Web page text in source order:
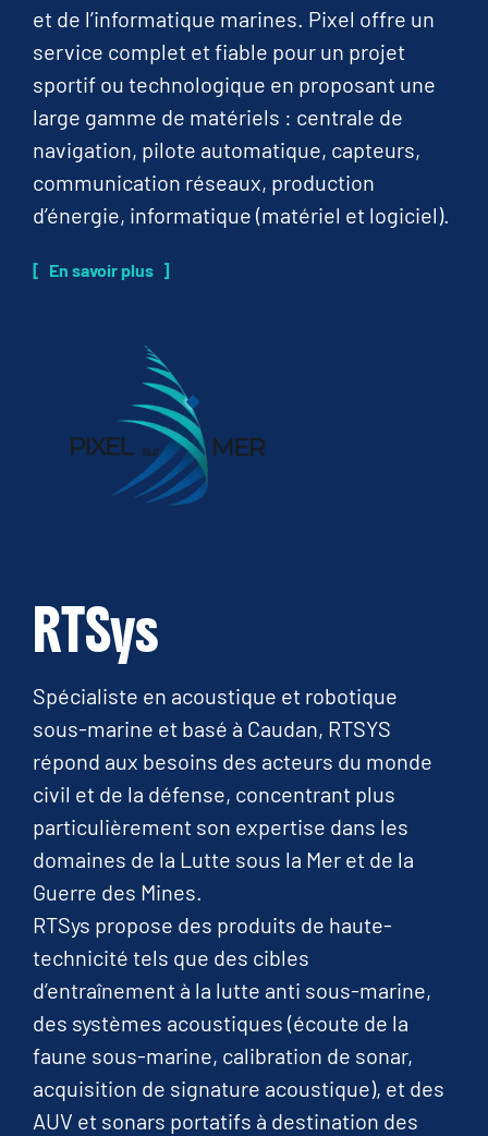
et de l’informatique marines. Pixel offre un
service complet et fiable pour un projet
sportif ou technologique en proposant une
large gamme de matériels : centrale de
navigation, pilote automatique, capteurs,
communication réseaux, production
d’énergie, informatique (matériel et logiciel).
En savoir plus
RTSys
Spécialiste en acoustique et robotique
sous-marine et basé à Caudan, RTSYS
répond aux besoins des acteurs du monde
civil et de la défense, concentrant plus
particulièrement son expertise dans les
domaines de la Lutte sous la Mer et de la
Guerre des Mines.
RTSys propose des produits de haute-
technicité tels que des cibles
d’entraînement à la lutte anti sous-marine,
des systèmes acoustiques (écoute de la
faune sous-marine, calibration de sonar,
acquisition de signature acoustique), et des
AUV et sonars portatifs à destination des